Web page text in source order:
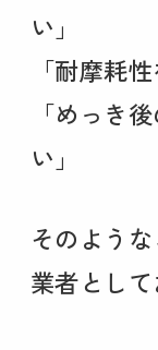
い」
「耐摩耗
「めっき
い」
そのよう
業者として